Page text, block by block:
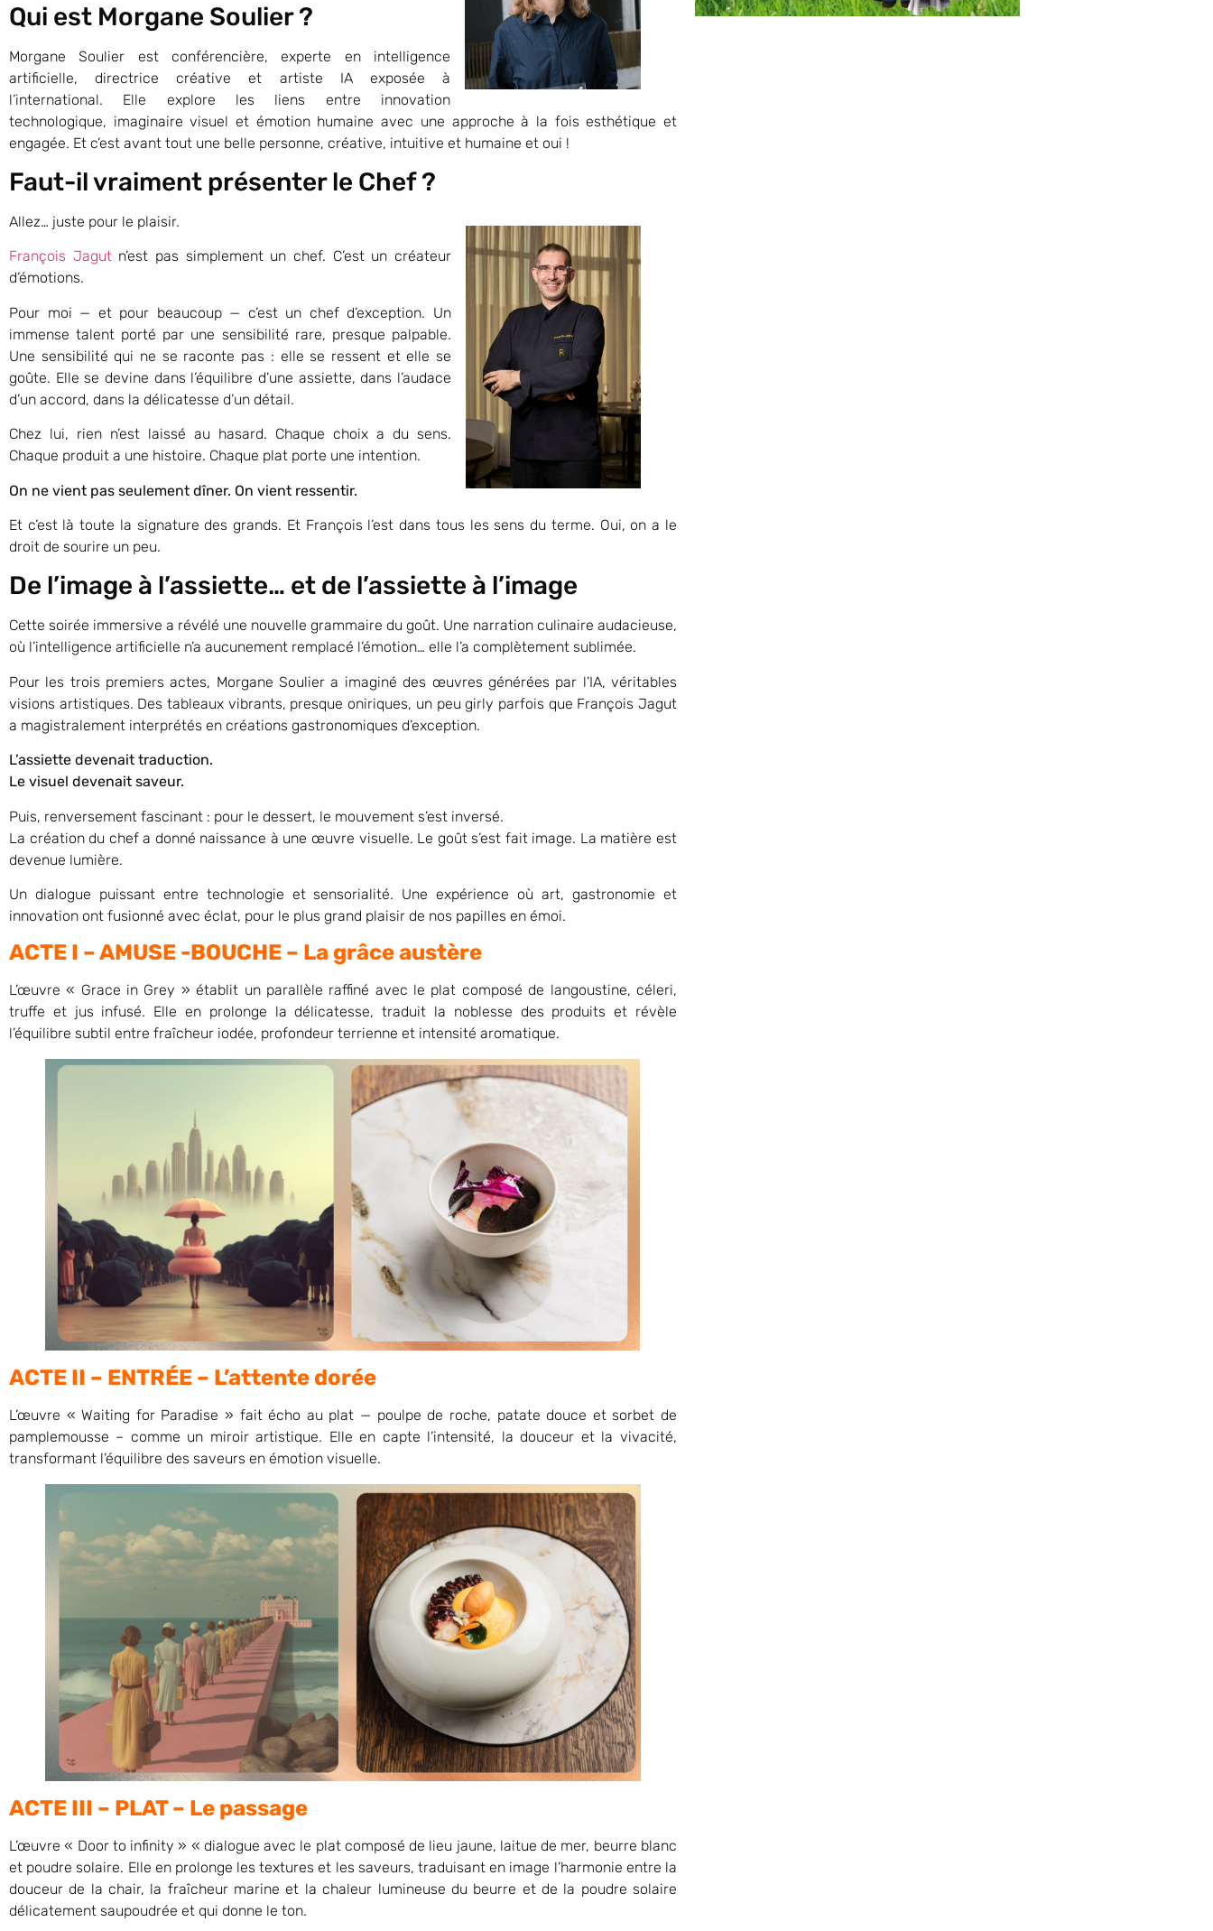
Qui est Morgane Soulier ?
Morgane Soulier est conférencière, experte en intelligence
artificielle, directrice créative et artiste IA exposée à
l’international. Elle explore les liens entre innovation
technologique, imaginaire visuel et émotion humaine avec une approche à la fois esthétique et
engagée. Et c’est avant tout une belle personne, créative, intuitive et humaine et oui !
Faut-il vraiment présenter le Chef ?
Allez… juste pour le plaisir.
François Jagutn’est pas simplement un chef. C’est un créateur
d’émotions.
Pour moi — et pour beaucoup — c’est un chef d’exception. Un
immense talent porté par une sensibilité rare, presque palpable.
Une sensibilité qui ne se raconte pas : elle se ressent et elle se
goûte. Elle se devine dans l’équilibre d’une assiette, dans l’audace
d’un accord, dans la délicatesse d’un détail.
Chez lui, rien n’est laissé au hasard. Chaque choix a du sens.
Chaque produit a une histoire. Chaque plat porte une intention.
On ne vient pas seulement dîner. On vient ressentir.
Et c’est là toute la signature des grands. Et François l’est dans tous les sens du terme. Oui, on a le
droit de sourire un peu.
De l’image à l’assiette… et de l’assiette à l’image
Cette soirée immersive a révélé une nouvelle grammaire du goût. Une narration culinaire audacieuse,
où l’intelligence artificielle n’a aucunement remplacé l’émotion… elle l’a complètement sublimée.
Pour les trois premiers actes, Morgane Soulier a imaginé des œuvres générées par l’IA, véritables
visions artistiques. Des tableaux vibrants, presque oniriques, un peu girly parfois que François Jagut
a magistralement interprétés en créations gastronomiques d’exception.
L’assiette devenait traduction.
Le visuel devenait saveur.
Puis, renversement fascinant : pour le dessert, le mouvement s’est inversé.
La création du chef a donné naissance à une œuvre visuelle. Le goût s’est fait image. La matière est
devenue lumière.
Un dialogue puissant entre technologie et sensorialité. Une expérience où art, gastronomie et
innovation ont fusionné avec éclat, pour le plus grand plaisir de nos papilles en émoi.
ACTE I – AMUSE -BOUCHE – La grâce austère
L’œuvre « Grace in Grey » établit un parallèle raffiné avec le plat composé de langoustine, céleri,
truffe et jus infusé. Elle en prolonge la délicatesse, traduit la noblesse des produits et révèle
l’équilibre subtil entre fraîcheur iodée, profondeur terrienne et intensité aromatique.
ACTE II – ENTRÉE – L’attente dorée
L’œuvre « Waiting for Paradise » fait écho au plat — poulpe de roche, patate douce et sorbet de
pamplemousse – comme un miroir artistique. Elle en capte l’intensité, la douceur et la vivacité,
transformant l’équilibre des saveurs en émotion visuelle.
ACTE III – PLAT – Le passage
L’œuvre « Door to infinity » « dialogue avec le plat composé de lieu jaune, laitue de mer, beurre blanc
et poudre solaire. Elle en prolonge les textures et les saveurs, traduisant en image l’harmonie entre la
douceur de la chair, la fraîcheur marine et la chaleur lumineuse du beurre et de la poudre solaire
délicatement saupoudrée et qui donne le ton.